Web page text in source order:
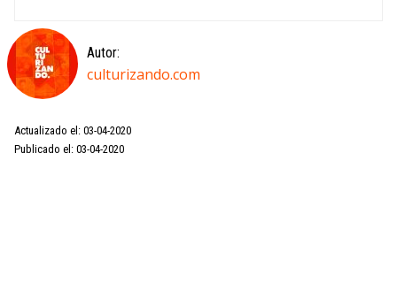
Autor:
culturizando.com
Actualizado el: 03-04-2020
Publicado el: 03-04-2020